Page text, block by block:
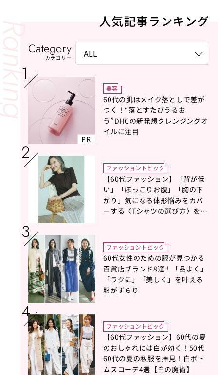
人気記事ランキング
Category
カテゴリー
PR
美容
60代の肌はメイク落としで差が
つく！“落とすたびうるお
う”DHCの新発想クレンジングオ
イルに注目
ファッショントピック
【60代ファッション】「背が低
い」「ぽっこりお腹」「胸の下
がり」気になる体形悩みをカバ
ーする〈Tシャツの選び方〉をス
ファッショントピック
60代女性のための服が見つかる
百貨店ブランド8選！「品よく」
「ラクに」「美しく」を叶える
服がずらり
ファッショントピック
【60代ファッション】60代の夏
のおしゃれには白が効く！50代
60代の夏の私服を拝見！白ボト
ムスコーデ4選【白の魔術】